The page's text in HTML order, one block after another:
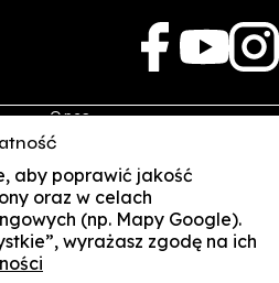
O nas
Rekrutacja
Studia
Kontakt
Student
Multis Multum
aby poprawić jakość
oraz w celach
(np. Mapy Google).
wyrażasz zgodę na ich